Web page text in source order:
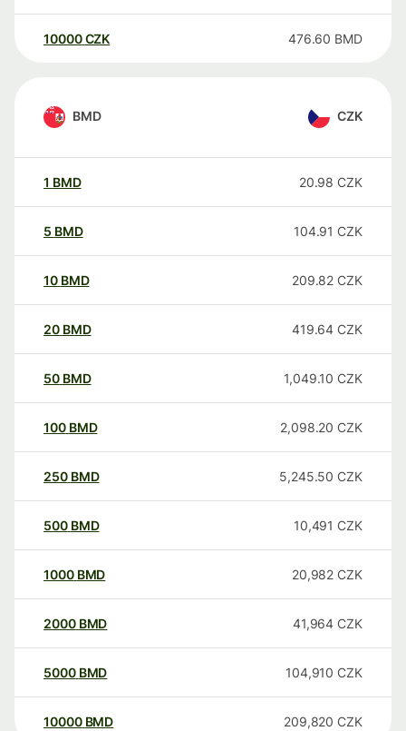
10000 CZK 476.60 BMD
BMD CZK
1 BMD 20.98 CZK
5 BMD 104.91 CZK
10 BMD 209.82 CZK
20 BMD 419.64 CZK
50 BMD 1,049.10 CZK
100 BMD 2,098.20 CZK
250 BMD 5,245.50 CZK
500 BMD 10,491 CZK
1000 BMD 20,982 CZK
2000 BMD 41,964 CZK
5000 BMD 104,910 CZK
10000 BMD 209,820 CZK